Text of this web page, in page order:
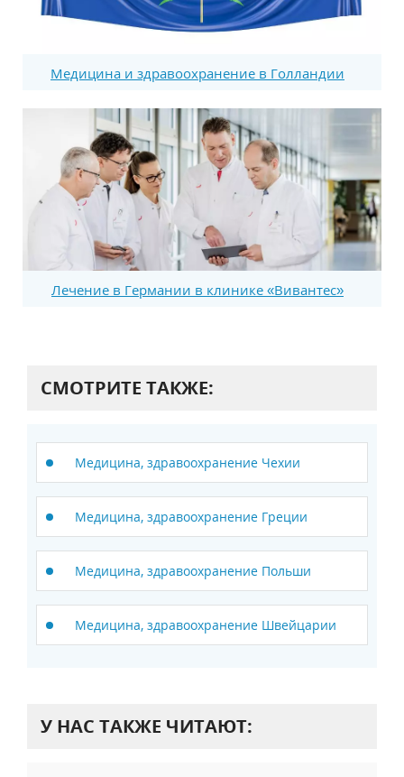
Медицина и здравоохранение в Голландии
Лечение в Германии в клинике «Вивантес»
СМОТРИТЕ ТАКЖЕ:
Медицина, здравоохранение Чехии
Медицина, здравоохранение Греции
Медицина, здравоохранение Польши
Медицина, здравоохранение Швейцарии
У НАС ТАКЖЕ ЧИТАЮТ: